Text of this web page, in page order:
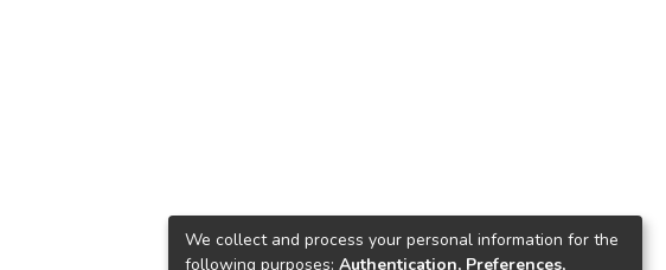
We collect and process your personal information for the
following purposes: Authentication, Preferences,